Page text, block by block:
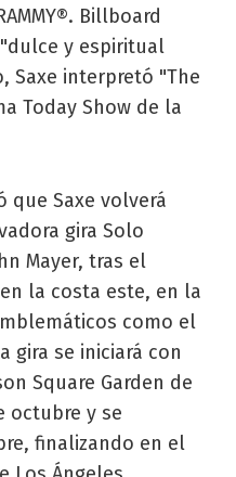
Billboard
y espiritual
Saxe interpretó "The
Today Show de la
que Saxe volverá
gira Solo
Mayer, tras el
la costa este, en la
como el
gira se iniciará con
Square Garden de
octubre y se
finalizando en el